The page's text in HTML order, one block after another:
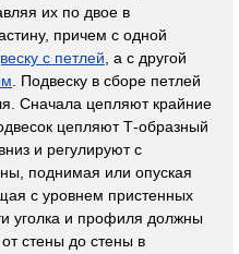
их по двое в
причем с одной
с петлей, а с другой
. Подвеску в сборе петлей
Сначала цепляют крайние
цепляют Т-образный
и регулируют с
поднимая или опуская
с уровнем пристенных
уголка и профиля должны
стены до стены в